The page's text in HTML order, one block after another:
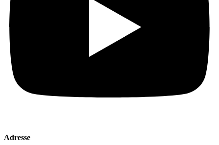
Adresse